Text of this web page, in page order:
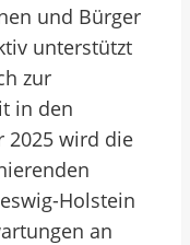
und Bürger
unterstützt
zur
in den
2025 wird die
Holstein
an